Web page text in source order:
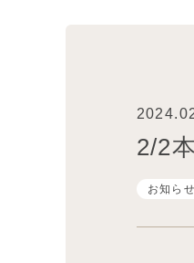
2/2
お知らせ